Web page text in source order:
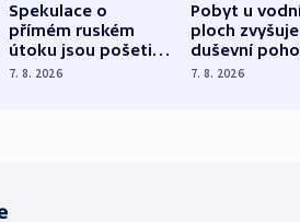
Spekulace o
přímém ruském
útoku jsou pošetilé,
míní estonský
7. 8. 2026
Pobyt u
ploch zvyšuje
duševní
ukázala
7. 8. 2026